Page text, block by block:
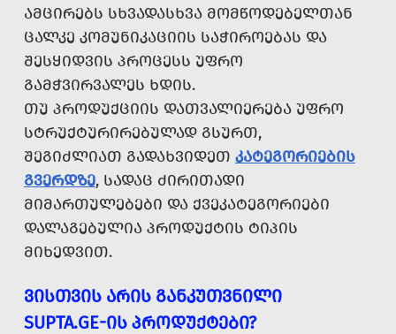
ᲐᲛᲪᲘᲠᲔᲑᲡ ᲡᲮᲕᲐᲓᲐᲡᲮᲕᲐ ᲛᲝᲛᲬᲝᲓᲔᲑᲔᲚᲗᲐᲜ
ᲪᲐᲚᲙᲔ ᲙᲝᲛᲣᲜᲘᲙᲐᲪᲘᲘᲡ ᲡᲐᲭᲘᲠᲝᲔᲑᲐᲡ ᲓᲐ
ᲨᲔᲡᲧᲘᲓᲕᲘᲡ ᲞᲠᲝᲪᲔᲡᲡ ᲣᲤᲠᲝ
ᲒᲐᲛᲭᲕᲘᲠᲕᲐᲚᲔᲡ ᲮᲓᲘᲡ.
ᲗᲣ ᲞᲠᲝᲓᲣᲥᲪᲘᲘᲡ ᲓᲐᲗᲕᲐᲚᲘᲔᲠᲔᲑᲐ ᲣᲤᲠᲝ
ᲡᲢᲠᲣᲥᲢᲣᲠᲘᲠᲔᲑᲣᲚᲐᲓ ᲒᲡᲣᲠᲗ,
ᲨᲔᲒᲘᲫᲚᲘᲐᲗ ᲒᲐᲓᲐᲮᲕᲘᲓᲔᲗ ᲙᲐᲢᲔᲒᲝᲠᲘᲔᲑᲘᲡ
ᲒᲕᲔᲠᲓᲖᲔ, ᲡᲐᲓᲐᲪ ᲫᲘᲠᲘᲗᲐᲓᲘ
ᲛᲘᲛᲐᲠᲗᲣᲚᲔᲑᲔᲑᲘ ᲓᲐ ᲥᲕᲔᲙᲐᲢᲔᲒᲝᲠᲘᲔᲑᲘ
ᲓᲐᲚᲐᲒᲔᲑᲣᲚᲘᲐ ᲞᲠᲝᲓᲣᲥᲢᲘᲡ ᲢᲘᲞᲘᲡ
ᲛᲘᲮᲔᲓᲕᲘᲗ.
ᲕᲘᲡᲗᲕᲘᲡ ᲐᲠᲘᲡ ᲒᲐᲜᲙᲣᲗᲕᲜᲘᲚᲘ
SUPTA.GE-ᲘᲡ ᲞᲠᲝᲓᲣᲥᲢᲔᲑᲘ?